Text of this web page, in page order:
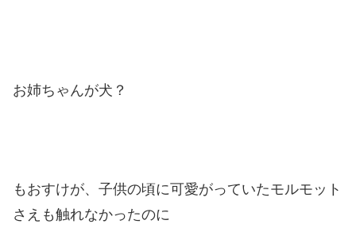
お姉ちゃんが犬？
もおすけが、子供の頃に可愛がっていたモルモット
さえも触れなかったのに